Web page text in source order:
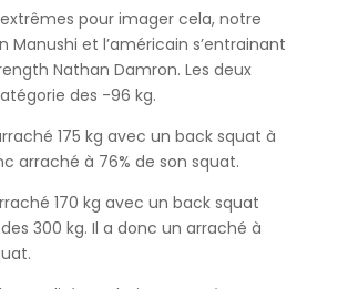
pour imager cela, notre
Manushi et l’américain s’entrainant
Nathan Damron. Les deux
des -96 kg.
175 kg avec un back squat à
arraché à 76% de son squat.
170 kg avec un back squat
300 kg. Il a donc un arraché à